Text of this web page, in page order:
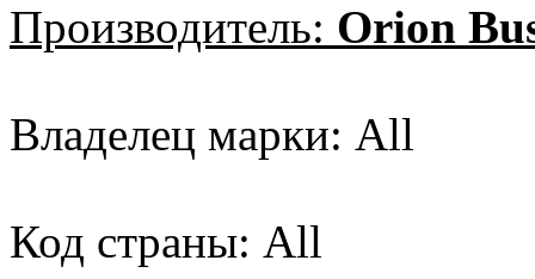
Производитель: Orion
Владелец марки: All
Код страны: All